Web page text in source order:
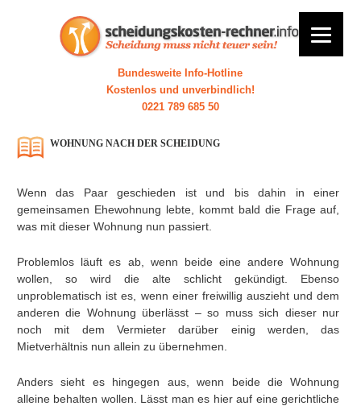
Bundesweite Info-Hotline
Kostenlos und unverbindlich!
0221 789 685 50
WOHNUNG NACH DER SCHEIDUNG
Wenn das Paar geschieden ist und bis dahin in einer
gemeinsamen Ehewohnung lebte, kommt bald die Frage auf,
was mit dieser Wohnung nun passiert.
Problemlos läuft es ab, wenn beide eine andere Wohnung
wollen, so wird die alte schlicht gekündigt. Ebenso
unproblematisch ist es, wenn einer freiwillig auszieht und dem
anderen die Wohnung überlässt – so muss sich dieser nur
noch mit dem Vermieter darüber einig werden, das
Mietverhältnis nun allein zu übernehmen.
Anders sieht es hingegen aus, wenn beide die Wohnung
alleine behalten wollen. Lässt man es hier auf eine gerichtliche